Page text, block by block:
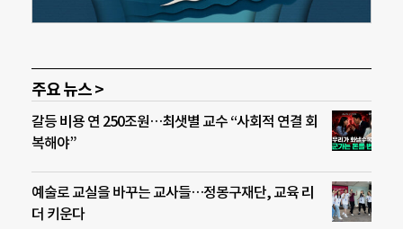
주요 뉴스 >
갈등 비용 연 250조원…최샛별 교수 “사회적 연결 회
복해야”
예술로 교실을 바꾸는 교사들…정몽구재단, 교육 리
더 키운다